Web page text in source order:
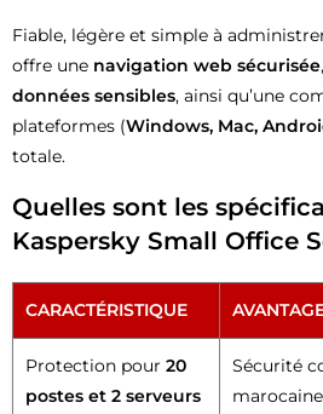
Fiable, légère et simple à
offre une navigation web sécurisée
données sensibles, ainsi qu’une
plateformes (Windows, Mac,
totale.
Quelles sont les
Kaspersky Small Office
CARACTÉRISTIQUE
Protection pour 20
postes et 2 serveurs
Sécurité